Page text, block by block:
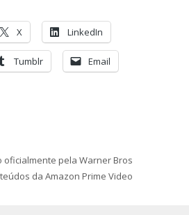
X LinkedIn
Tumblr Email
oficialmente pela Warner Bros
da Amazon Prime Video